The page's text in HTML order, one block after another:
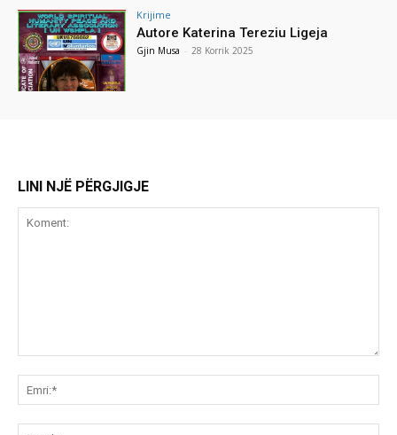
Krijime
Autore Katerina Tereziu Ligeja
Gjin Musa - 28 Korrik 2025
LINI NJË PËRGJIGJE